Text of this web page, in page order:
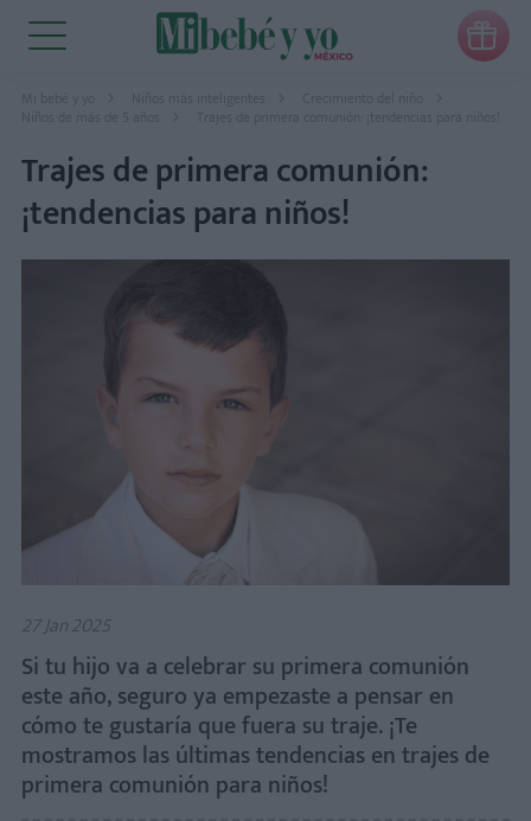

Mi bebé y yo Niños más inteligentes
Crecimiento del niño
Trajes de primera comunión: ¡tendencias para niños!
Trajes de primera comunión:
¡tendencias para niños!
27 Jan 2025
Si tu hijo va a celebrar su primera comunión
este año, seguro ya empezaste a pensar en
cómo te gustaría que fuera su traje. ¡Te
mostramos las últimas tendencias en trajes de
primera comunión para niños!